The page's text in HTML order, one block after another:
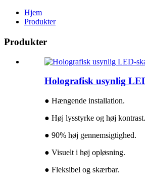
Hjem
Produkter
Produkter
Holografisk usynlig
● Hængende installation.
● Høj lysstyrke og høj kontrast.
● 90% høj gennemsigtighed.
● Visuelt i høj opløsning.
● Fleksibel og skærbar.